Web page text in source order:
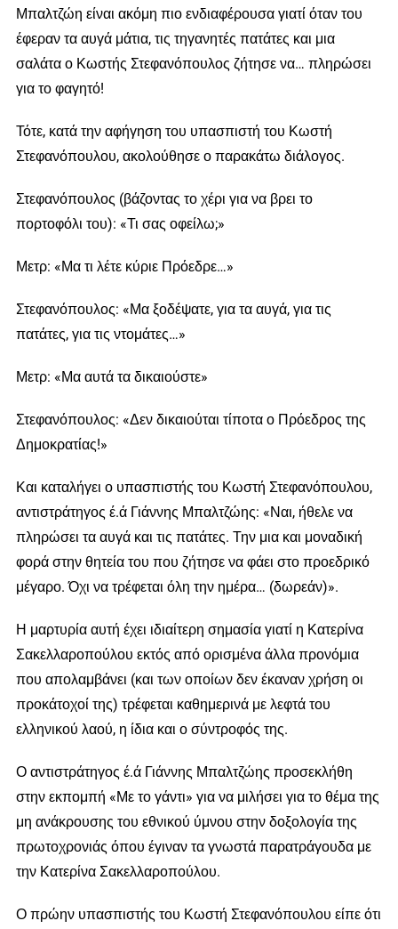
Μπαλτζώη είναι ακόμη πιο ενδιαφέρουσα γιατί όταν του
έφεραν τα αυγά μάτια, τις τηγανητές πατάτες και μια
σαλάτα ο Κωστής Στεφανόπουλος ζήτησε να… πληρώσει
για το φαγητό!
Τότε, κατά την αφήγηση του υπασπιστή του Κωστή
Στεφανόπουλου, ακολούθησε ο παρακάτω διάλογος.
Στεφανόπουλος (βάζοντας το χέρι για να βρει το
πορτοφόλι του): «Τι σας οφείλω;»
Μετρ: «Μα τι λέτε κύριε Πρόεδρε…»
Στεφανόπουλος: «Μα ξοδέψατε, για τα αυγά, για τις
πατάτες, για τις ντομάτες…»
Μετρ: «Μα αυτά τα δικαιούστε»
Στεφανόπουλος: «Δεν δικαιούται τίποτα ο Πρόεδρος της
Δημοκρατίας!»
Και καταλήγει ο υπασπιστής του Κωστή Στεφανόπουλου,
αντιστράτηγος έ.ά Γιάννης Μπαλτζώης: «Ναι, ήθελε να
πληρώσει τα αυγά και τις πατάτες. Την μια και μοναδική
φορά στην θητεία του που ζήτησε να φάει στο προεδρικό
μέγαρο. Όχι να τρέφεται όλη την ημέρα… (δωρεάν)».
Η μαρτυρία αυτή έχει ιδιαίτερη σημασία γιατί η Κατερίνα
Σακελλαροπούλου εκτός από ορισμένα άλλα προνόμια
που απολαμβάνει (και των οποίων δεν έκαναν χρήση οι
προκάτοχοί της) τρέφεται καθημερινά με λεφτά του
ελληνικού λαού, η ίδια και ο σύντροφός της.
Ο αντιστράτηγος έ.ά Γιάννης Μπαλτζώης προσεκλήθη
στην εκπομπή «Με το γάντι» για να μιλήσει για το θέμα της
μη ανάκρουσης του εθνικού ύμνου στην δοξολογία της
πρωτοχρονιάς όπου έγιναν τα γνωστά παρατράγουδα με
την Κατερίνα Σακελλαροπούλου.
Ο πρώην υπασπιστής του Κωστή Στεφανόπουλου είπε ότι